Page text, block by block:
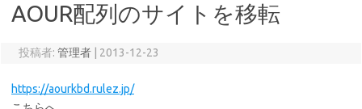
AOUR配列のサイトを移転
投稿者: 管理者 2013-12-23
https://aourkbd.rulez.jp/